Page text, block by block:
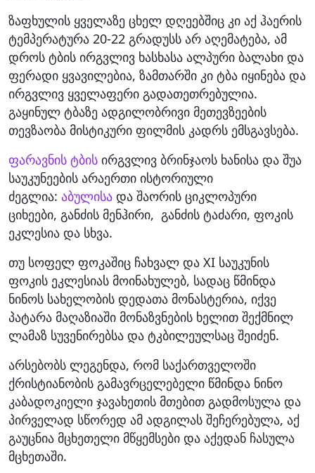
ზაფხულის ყველაზე ცხელ დღეებშიც კი აქ ჰაერის
ტემპერატურა 20-22 გრადუსს არ აღემატება, ამ
დროს ტბის ირგვლივ ხასხასა ალპური ბალახი და
ფერადი ყვავილებია, ზამთარში კი ტბა იყინება და
ირგვლივ ყველაფერი გადათეთრებულია.
გაყინულ ტბაზე ადგილობრივი მეთევზეების
თევზაობა მისტიკური ფილმის კადრს ემსგავსება.
ფარავნის ტბის ირგვლივ ბრინჯაოს ხანისა და შუა
საუკუნეების არაერთი ისტორიული
ძეგლია: აბულისა და შაორის ციკლოპური
ციხეები, განძის მენჰირი, განძის ტაძარი, ფოკის
ეკლესია და სხვა.
თუ სოფელ ფოკაშიც ჩახვალ და XI საუკუნის
ფოკის ეკლესიას მოინახულებ, სადაც წმინდა
ნინოს სახელობის დედათა მონასტერია, იქვე
პატარა მაღაზიაში მონაზვნების ხელით შექმნილ
ლამაზ სუვენირებსა და ტკბილეულსაც შეიძენ.
არსებობს ლეგენდა, რომ საქართველოში
ქრისტიანობის გამავრცელებელი წმინდა ნინო
კაბადოკიელი ჯავახეთის მთებით გადმოსულა და
პირველად სწორედ ამ ადგილას შეჩერებულა, აქ
გაუცნია მცხეთელი მწყემსები და აქედან ჩასულა
მცხეთაში.